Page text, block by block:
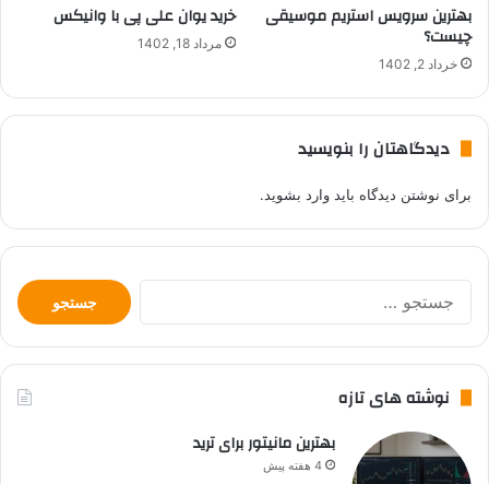
بهترین سرویس استریم موسیقی
چیست؟
خرداد 2, 1402
خرید یوان علی پی با وانیکس
مرداد 18, 1402
دیدگاهتان را بنویسید
برای نوشتن دیدگاه باید وارد بشوید.
جستجو
برای:
نوشته های تازه
بهترین مانیتور برای ترید
4 هفته پیش